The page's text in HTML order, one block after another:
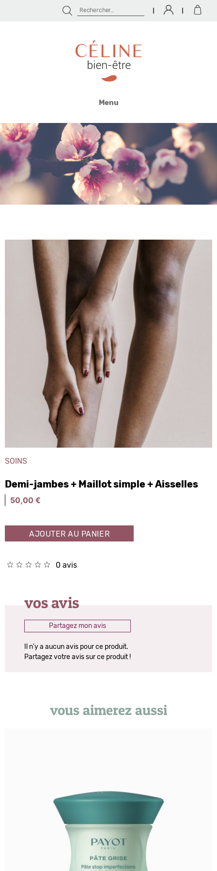
Rechercher :
Menu
SOINS
Demi-jambes + Maillot simple + Aisselles
50,00 €
AJOUTER AU PANIER
0 avis
vos avis
Partagez mon avis
Il n'y a aucun avis pour ce produit.
Partagez votre avis sur ce produit !
vous aimerez aussi